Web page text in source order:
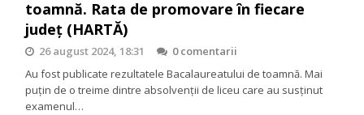
toamnă. Rata de promovare în fiecare
județ (HARTĂ)
26 august 2024, 18:31
0 comentarii
Au fost publicate rezultatele Bacalaureatului de toamnă. Mai
puțin de o treime dintre absolvenții de liceu care au susținut
examenul…